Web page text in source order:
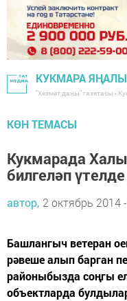
КУКМАРА
"Хезмәт даны" газетасы -
КӨН ТЕМАСЫ
Кукмарада
билгеләп
автор, 2 октябрь 2014
Башлангыч ветеран
рәвеше алып барган
районыбызда соңгы
объектларда